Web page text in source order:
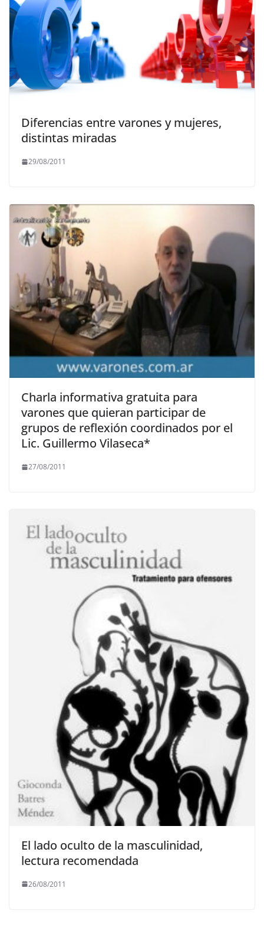
Diferencias entre varones y mujeres,
distintas miradas
29/08/2011
Charla informativa gratuita para
varones que quieran participar de
grupos de reflexión coordinados por el
Lic. Guillermo Vilaseca*
27/08/2011
El lado oculto de la masculinidad,
lectura recomendada
26/08/2011